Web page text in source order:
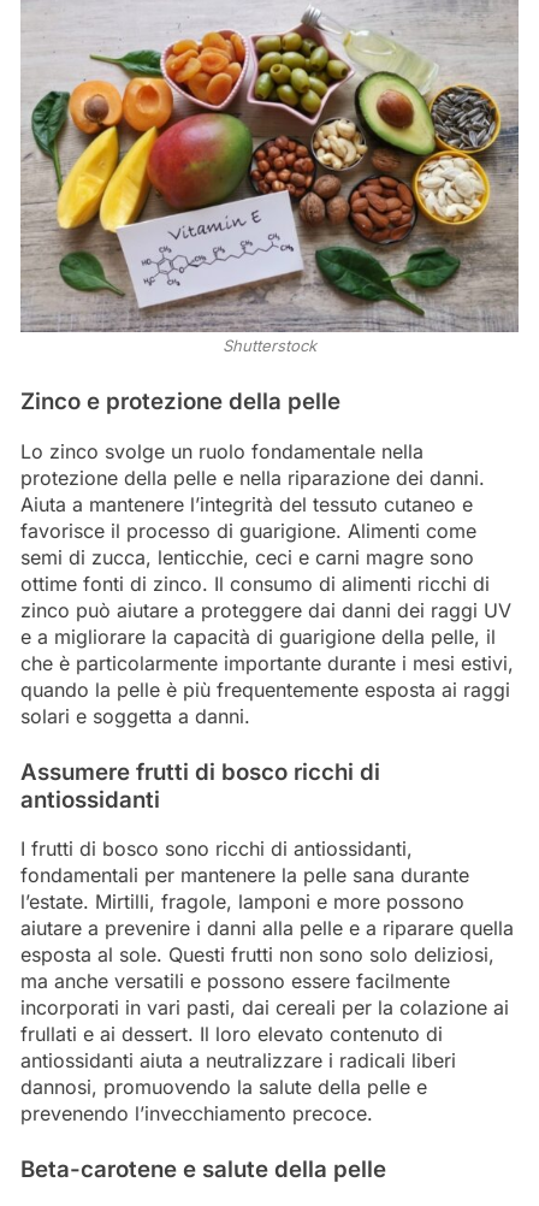
Shutterstock
Zinco e protezione della pelle
Lo zinco svolge un ruolo fondamentale nella
protezione della pelle e nella riparazione dei danni.
Aiuta a mantenere l’integrità del tessuto cutaneo e
favorisce il processo di guarigione. Alimenti come
semi di zucca, lenticchie, ceci e carni magre sono
ottime fonti di zinco. Il consumo di alimenti ricchi di
zinco può aiutare a proteggere dai danni dei raggi UV
e a migliorare la capacità di guarigione della pelle, il
che è particolarmente importante durante i mesi estivi,
quando la pelle è più frequentemente esposta ai raggi
solari e soggetta a danni.
Assumere frutti di bosco ricchi di
antiossidanti
I frutti di bosco sono ricchi di antiossidanti,
fondamentali per mantenere la pelle sana durante
l’estate. Mirtilli, fragole, lamponi e more possono
aiutare a prevenire i danni alla pelle e a riparare quella
esposta al sole. Questi frutti non sono solo deliziosi,
ma anche versatili e possono essere facilmente
incorporati in vari pasti, dai cereali per la colazione ai
frullati e ai dessert. Il loro elevato contenuto di
antiossidanti aiuta a neutralizzare i radicali liberi
dannosi, promuovendo la salute della pelle e
prevenendo l’invecchiamento precoce.
Beta-carotene e salute della pelle